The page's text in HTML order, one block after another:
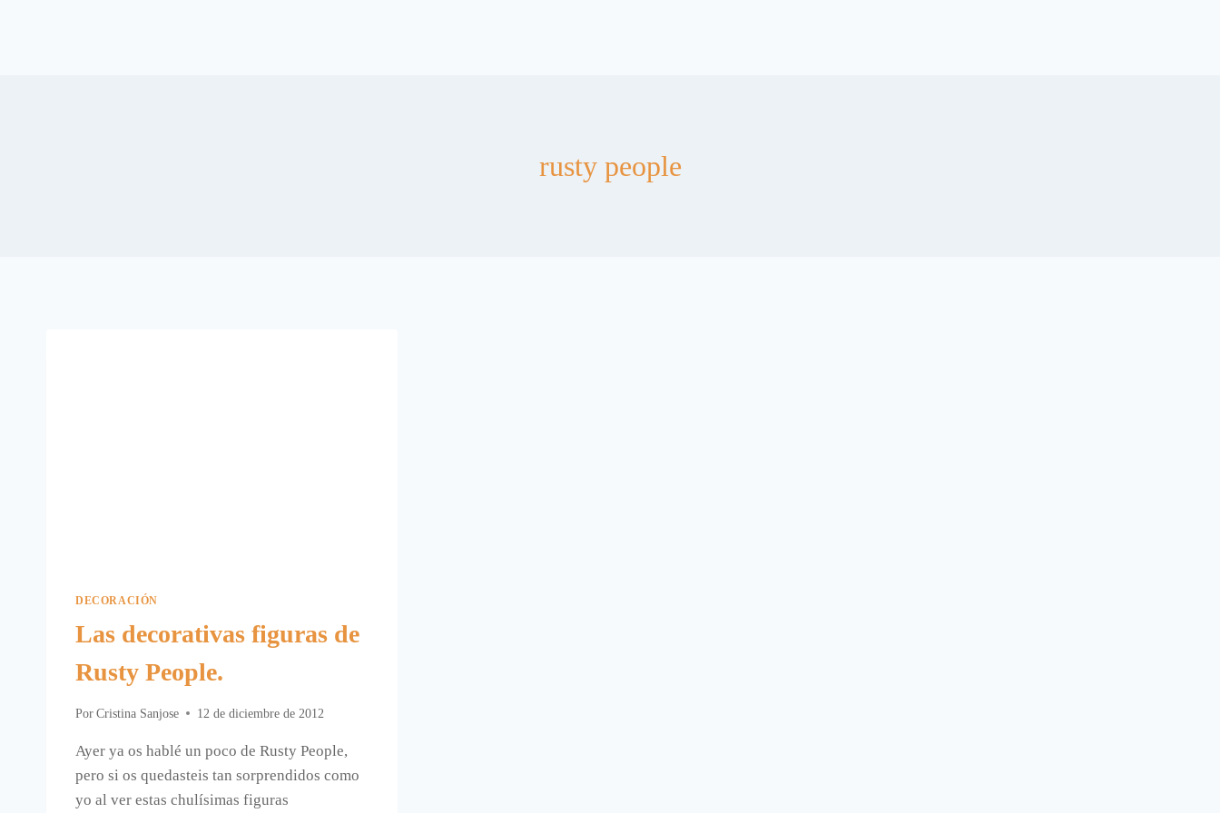
rusty people
DECORACIÓN
Las decorativas figuras de
Rusty People.
Por Cristina Sanjose 12 de diciembre de 2012
Ayer ya os hablé un poco de Rusty People,
pero si os quedasteis tan sorprendidos como
yo al ver estas chulísimas figuras